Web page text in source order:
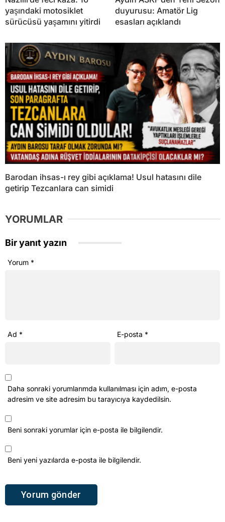
yaşındaki motosiklet
sürücüsü yaşamını yitirdi
duyurusu: Amatör Lig
esasları açıklandı
Barodan ihsas-ı rey gibi açıklama! Usul hatasını dile
getirip Tezcanlara can simidi
YORUMLAR
Bir yanıt yazın
Yorum *
Ad * E-posta *
Daha sonraki yorumlarımda kullanılması için adım, e-posta
adresim ve site adresim bu tarayıcıya kaydedilsin.
Beni sonraki yorumlar için e-posta ile bilgilendir.
Beni yeni yazılarda e-posta ile bilgilendir.